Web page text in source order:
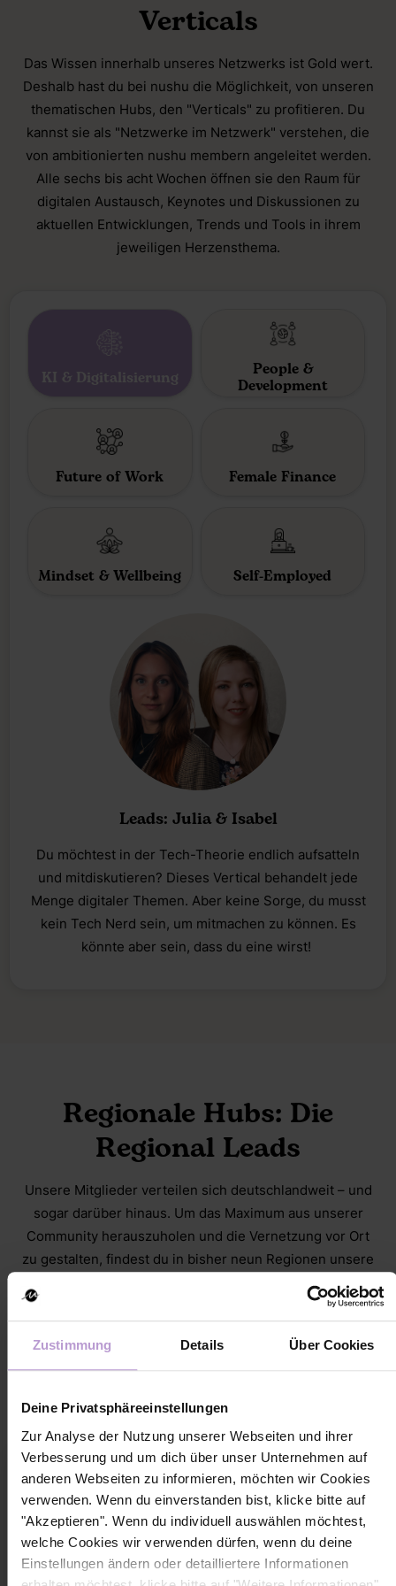
Zustimmung Details Über Cookies
Deine Privatsphäreeinstellungen
Zur Analyse der Nutzung unserer Webseiten und ihrer
Verbesserung und um dich über unser Unternehmen auf
anderen Webseiten zu informieren, möchten wir Cookies
verwenden. Wenn du einverstanden bist, klicke bitte auf
"Akzeptieren". Wenn du individuell auswählen möchtest,
welche Cookies wir verwenden dürfen, wenn du deine
Einstellungen ändern oder detailliertere Informationen
Verticals
Das Wissen innerhalb unseres Netzwerks ist Gold wert.
Deshalb hast du bei nushu die Möglichkeit, von unseren
thematischen Hubs, den "Verticals" zu profitieren. Du
kannst sie als "Netzwerke im Netzwerk" verstehen, die
von ambitionierten nushu membern angeleitet werden.
Alle sechs bis acht Wochen öffnen sie den Raum für
digitalen Austausch, Keynotes und Diskussionen zu
aktuellen Entwicklungen, Trends und Tools in ihrem
jeweiligen Herzensthema.
KI & Digitalisierung People &
Development
Future of Work Female Finance
Mindset & Wellbeing Self-Employed
Leads: Julia & Isabel
Du möchtest in der Tech-Theorie endlich aufsatteln
und mitdiskutieren? Dieses Vertical behandelt jede
Menge digitaler Themen. Aber keine Sorge, du musst
kein Tech Nerd sein, um mitmachen zu können. Es
könnte aber sein, dass du eine wirst!
Regionale Hubs: Die
Regional Leads
Unsere Mitglieder verteilen sich deutschlandweit – und
sogar darüber hinaus. Um das Maximum aus unserer
Community herauszuholen und die Vernetzung vor Ort
zu gestalten, findest du in bisher neun Regionen unsere
echte Netzwerkerinnen, die mit
großer Begeisterung Räume für wertvollen Austausch
veranstalten. Sie stehen dir in deiner Region zur Seite,
unterstützen dich beim Netzwerken und bringen dich in
Hamburg
Berlin
Hannover